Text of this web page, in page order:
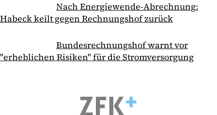
Nach Energiewende-Abrechnung:
Habeck keilt gegen Rechnungshof zurück
Bundesrechnungshof warnt vor
"erheblichen Risiken" für die Stromversorgung